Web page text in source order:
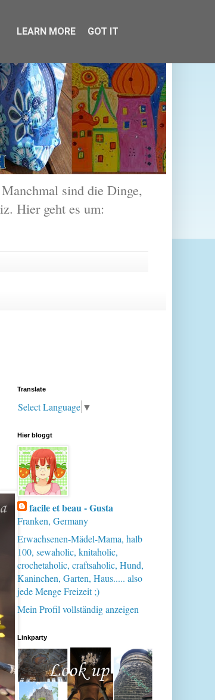
sind die Dinge,
Hier geht es um:
Translate
Select Language ▼
Hier bloggt
facile et beau - Gusta
Franken, Germany
Erwachsenen-Mädel-Mama, halb
100, sewaholic, knitaholic,
crochetaholic, craftsaholic, Hund,
Kaninchen, Garten, Haus..... also
jede Menge Freizeit ;)
Mein Profil vollständig anzeigen
Linkparty
LEARN MORE GOT IT